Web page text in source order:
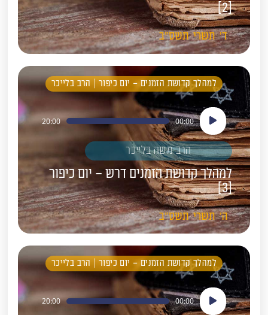
[2]
ד' תשרי תשס"ב
למהלך קדושת הזמנים – יום כיפור | הרב בלייכר
נגן
אודיו
00:00
20:00
הרב משה בלייכר
למהלך קדושת הזמנים דרש – יום כיפור
[3]
ה' תשרי תשס"ב
למהלך קדושת הזמנים – יום כיפור | הרב בלייכר
נגן
אודיו
00:00
20:00